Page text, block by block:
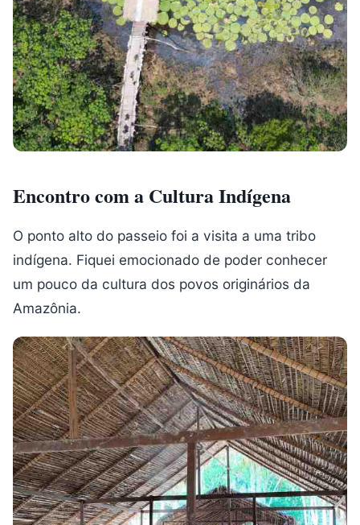
Encontro com a Cultura Indígena
O ponto alto do passeio foi a visita a uma tribo
indígena. Fiquei emocionado de poder conhecer
um pouco da cultura dos povos originários da
Amazônia.